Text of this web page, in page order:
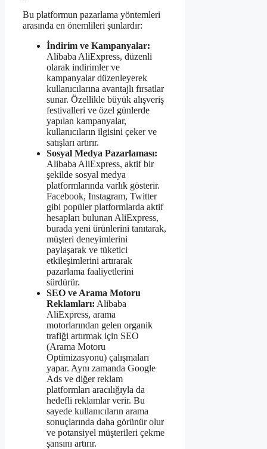
Bu platformun pazarlama yöntemleri
arasında en önemlileri şunlardır:
İndirim ve Kampanyalar:
Alibaba AliExpress, düzenli
olarak indirimler ve
kampanyalar düzenleyerek
kullanıcılarına avantajlı fırsatlar
sunar. Özellikle büyük alışveriş
festivalleri ve özel günlerde
yapılan kampanyalar,
kullanıcıların ilgisini çeker ve
satışları artırır.
Sosyal Medya Pazarlaması:
Alibaba AliExpress, aktif bir
şekilde sosyal medya
platformlarında varlık gösterir.
Facebook, Instagram, Twitter
gibi popüler platformlarda aktif
hesapları bulunan AliExpress,
burada yeni ürünlerini tanıtarak,
müşteri deneyimlerini
paylaşarak ve tüketici
etkileşimlerini artırarak
pazarlama faaliyetlerini
sürdürür.
SEO ve Arama Motoru
Reklamları: Alibaba
AliExpress, arama
motorlarından gelen organik
trafiği artırmak için SEO
(Arama Motoru
Optimizasyonu) çalışmaları
yapar. Aynı zamanda Google
Ads ve diğer reklam
platformları aracılığıyla da
hedefli reklamlar verir. Bu
sayede kullanıcıların arama
sonuçlarında daha görünür olur
ve potansiyel müşterileri çekme
şansını artırır.